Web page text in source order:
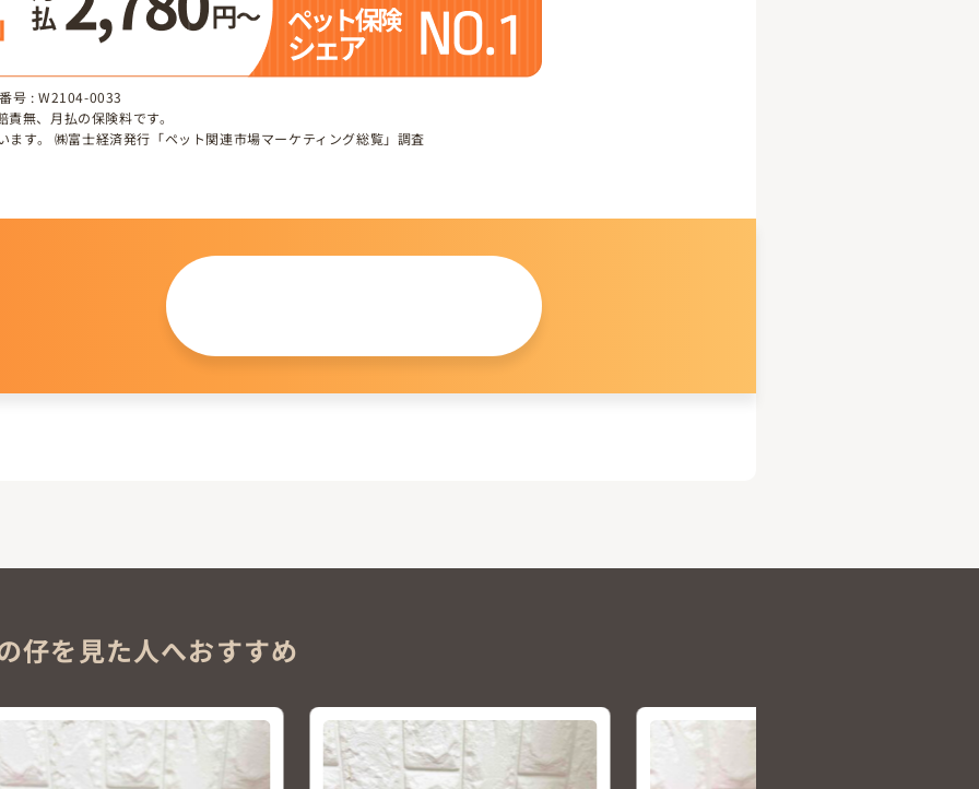
号 : W2104-0033
無、月払の保険料です。
す。 ㈱富士経済発行「ペット関連市場マーケティング総覧」調査
仔を見た人へおすすめ